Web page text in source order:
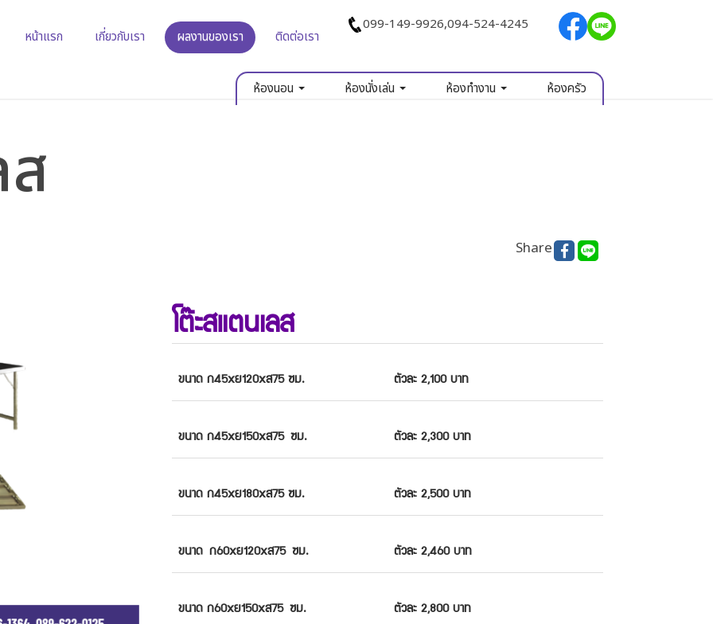
หน้าแรก เกี่ยวกับเรา ผลงานของเรา ติดต่อเรา
099-149-9926,094-524-4245
ห้องนอน ห้องนั่งเล่น ห้องทำงาน ห้องครัว
Share
โต๊ะสแตนเลส
ขนาด ก45xย120xส75 ซม. ตัวละ 2,100 บาท
ขนาด ก45xย150xส75 ซม. ตัวละ 2,300 บาท
ขนาด ก45xย180xส75 ซม. ตัวละ 2,500 บาท
ขนาด ก60xย120xส75 ซม. ตัวละ 2,460 บาท
ขนาด ก60xย150xส75 ซม. ตัวละ 2,800 บาท